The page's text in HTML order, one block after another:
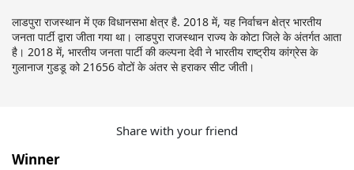
लाडपुरा राजस्थान में एक विधानसभा क्षेत्र है. 2018 में, यह निर्वाचन क्षेत्र भारतीय
जनता पार्टी द्वारा जीता गया था। लाडपुरा राजस्थान राज्य के कोटा जिले के अंतर्गत आता
है। 2018 में, भारतीय जनता पार्टी की कल्पना देवी ने भारतीय राष्ट्रीय कांग्रेस के
गुलानाज गुडडू को 21656 वोटों के अंतर से हराकर सीट जीती।
Share with your friend
Winner